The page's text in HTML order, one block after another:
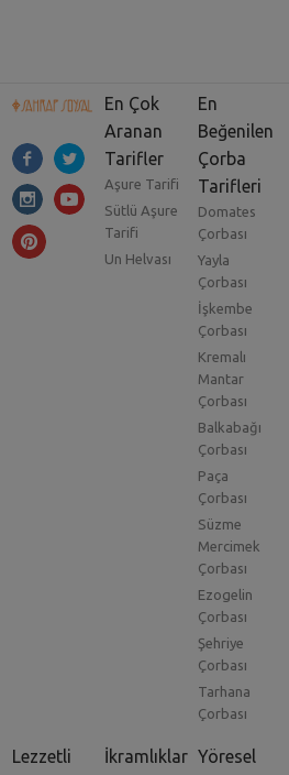
En Çok
Aranan
Tarifler
Aşure Tarifi
Sütlü Aşure
Tarifi
Un Helvası
En
Beğenilen
Çorba
Tarifleri
Domates
Çorbası
Yayla
Çorbası
İşkembe
Çorbası
Kremalı
Mantar
Çorbası
Balkabağı
Çorbası
Paça
Çorbası
Süzme
Mercimek
Çorbası
Ezogelin
Çorbası
Şehriye
Çorbası
Tarhana
Çorbası
Lezzetli
İkramlıklar Yöresel